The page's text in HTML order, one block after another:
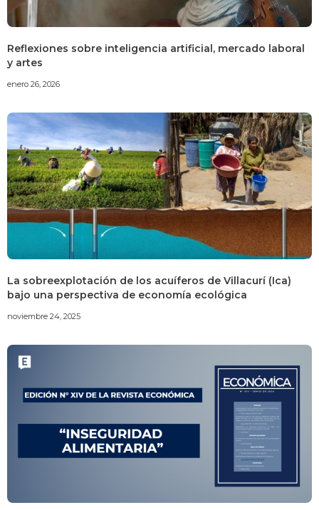
Reflexiones sobre inteligencia artificial, mercado laboral
y artes
enero 26, 2026
La sobreexplotación de los acuíferos de Villacurí (Ica)
bajo una perspectiva de economía ecológica
noviembre 24, 2025